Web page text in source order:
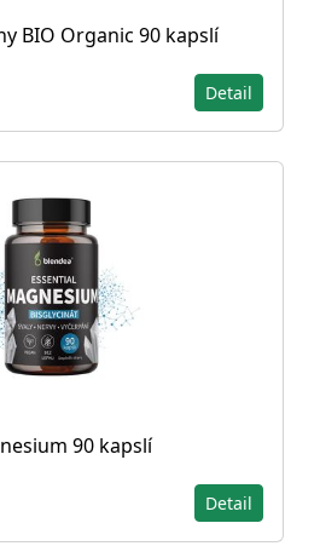
BIO Organic 90 kapslí
Detail
90 kapslí
Detail